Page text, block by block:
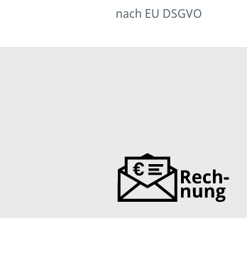
nach EU DSGVO